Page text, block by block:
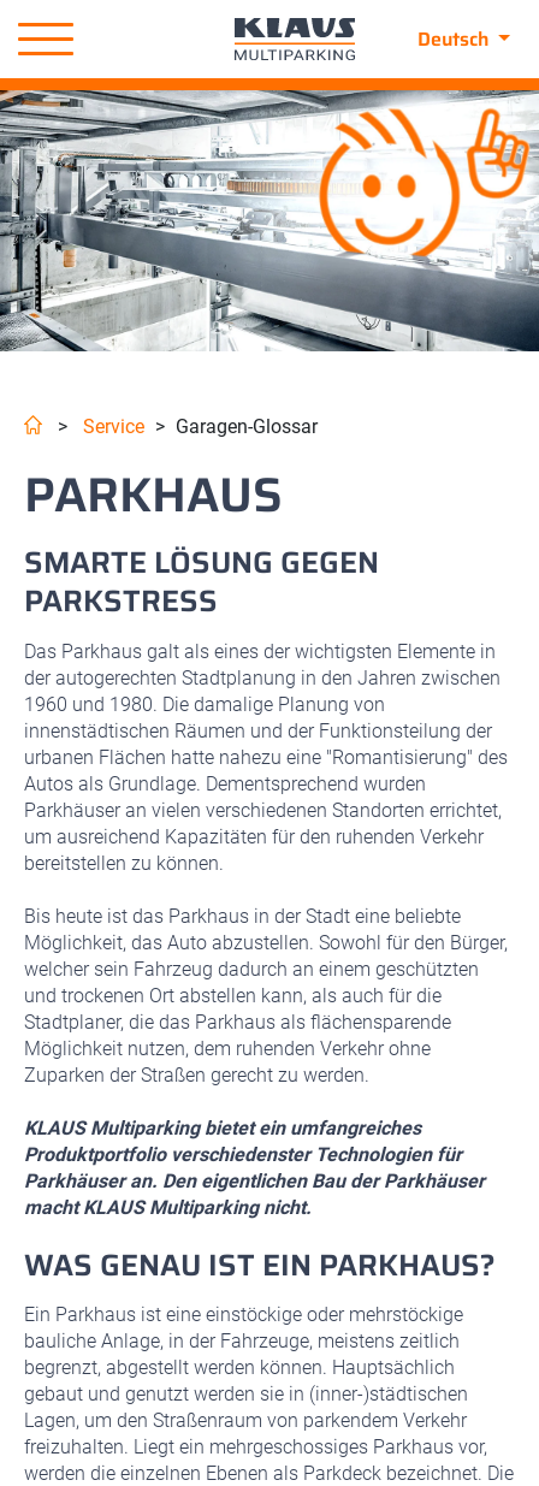
Deutsch
> Service > Garagen-Glossar
PARKHAUS
SMARTE LÖSUNG GEGEN
PARKSTRESS
Das Parkhaus galt als eines der wichtigsten Elemente in
der autogerechten Stadtplanung in den Jahren zwischen
1960 und 1980. Die damalige Planung von
innenstädtischen Räumen und der Funktionsteilung der
urbanen Flächen hatte nahezu eine "Romantisierung" des
Autos als Grundlage. Dementsprechend wurden
Parkhäuser an vielen verschiedenen Standorten errichtet,
um ausreichend Kapazitäten für den ruhenden Verkehr
bereitstellen zu können.
Bis heute ist das Parkhaus in der Stadt eine beliebte
Möglichkeit, das Auto abzustellen. Sowohl für den Bürger,
welcher sein Fahrzeug dadurch an einem geschützten
und trockenen Ort abstellen kann, als auch für die
Stadtplaner, die das Parkhaus als flächensparende
Möglichkeit nutzen, dem ruhenden Verkehr ohne
Zuparken der Straßen gerecht zu werden.
KLAUS Multiparking bietet ein umfangreiches
Produktportfolio verschiedenster Technologien für
Parkhäuser an. Den eigentlichen Bau der Parkhäuser
macht KLAUS Multiparking nicht.
WAS GENAU IST EIN PARKHAUS?
Ein Parkhaus ist eine einstöckige oder mehrstöckige
bauliche Anlage, in der Fahrzeuge, meistens zeitlich
begrenzt, abgestellt werden können. Hauptsächlich
gebaut und genutzt werden sie in (inner-)städtischen
Lagen, um den Straßenraum von parkendem Verkehr
freizuhalten. Liegt ein mehrgeschossiges Parkhaus vor,
werden die einzelnen Ebenen als Parkdeck bezeichnet. Die